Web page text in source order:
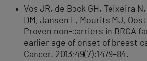
Vos JR, de Bock GH, Teixeira
DM, Jansen L, Mourits MJ,
Proven non-carriers in BRCA
earlier age of onset of breast
Cancer. 2013;49(7):1479–84.